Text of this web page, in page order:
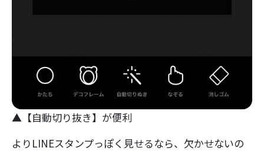
▲【自動切り抜き】が便利
よりLINEスタンプっぽく見せるなら、欠かせないの